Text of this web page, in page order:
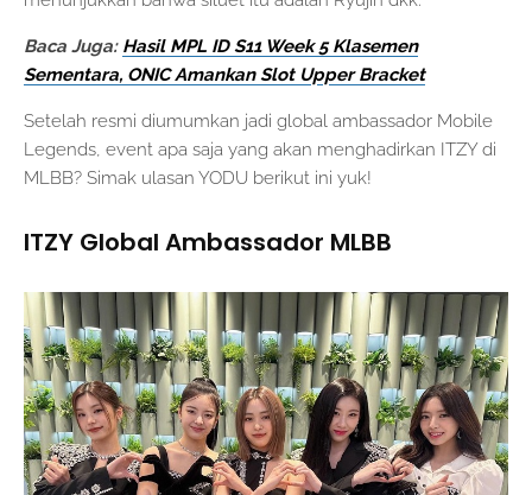
Baca Juga: Hasil MPL ID S11 Week 5 Klasemen
Sementara, ONIC Amankan Slot Upper Bracket
Setelah resmi diumumkan jadi global ambassador Mobile
Legends, event apa saja yang akan menghadirkan ITZY di
MLBB? Simak ulasan YODU berikut ini yuk!
ITZY Global Ambassador MLBB